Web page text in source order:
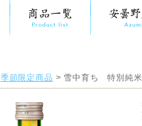
季節限定商品 > 雪中育ち 特別純